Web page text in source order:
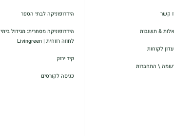
קשר
& תשובות
לקוחות
\ התחברות
הידרופוניקה לבתי הספר
הידרופוניקה מסחרית: מגידול ביתי
לחווה רווחית | Livingreen
קיר ירוק
כניסה לקורסים